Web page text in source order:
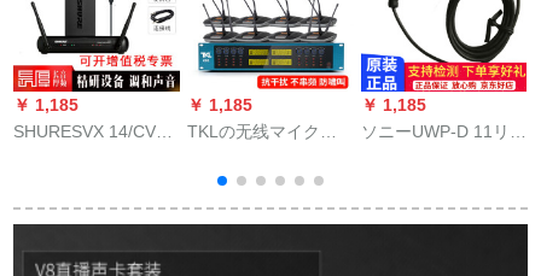
￥ 1,185
SHURESVX 14/CVL
てくれます。
￥ 1,185
TKLの无线マイクは8
すと、二マルクを引
いてしまいます。四
￥ 1,185
ソニーUWP-D 11リ-